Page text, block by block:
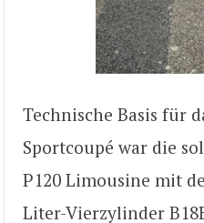
Technische Basis für
Sportcoupé war die
P120 Limousine mit
Liter-Vierzylinder